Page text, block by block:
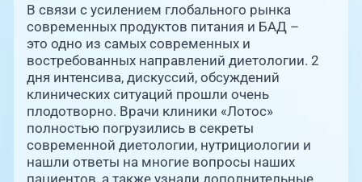
В связи с усилением глобального рынка
современных продуктов питания и БАД –
это одно из самых современных и
востребованных направлений диетологии. 2
дня интенсива, дискуссий, обсуждений
клинических ситуаций прошли очень
плодотворно. Врачи клиники «Лотос»
полностью погрузились в секреты
современной диетологии, нутрициологии и
нашли ответы на многие вопросы наших
пациентов, а также узнали дополнительные